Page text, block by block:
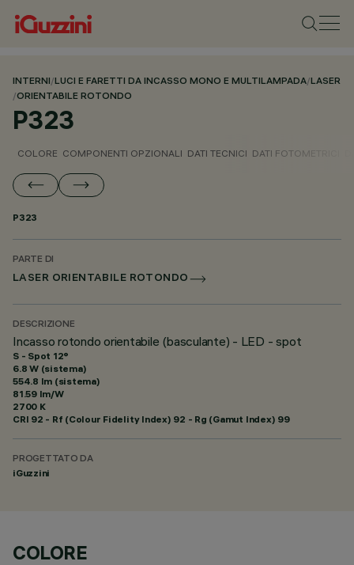
INTERNI/LUCI E FARETTI DA INCASSO MONO E MULTILAMPADA/LASER
/ORIENTABILE ROTONDO
P323
COLORE COMPONENTI OPZIONALI DATI TECNICI DATI FOTOMETRICI
P323
PARTE DI
LASER ORIENTABILE ROTONDO
DESCRIZIONE
Incasso rotondo orientabile (basculante) - LED - spot
S - Spot 12°
6.8 W (sistema)
554.8 lm (sistema)
81.59 lm/W
2700 K
CRI 92 - Rf (Colour Fidelity Index) 92 - Rg (Gamut Index) 99
PROGETTATO DA
iGuzzini
COLORE